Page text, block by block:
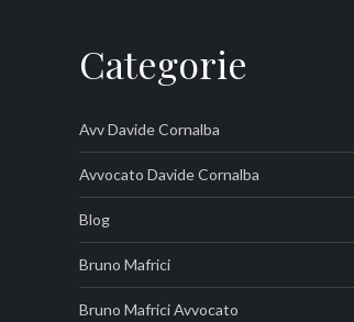
Categorie
Avv Davide Cornalba
Avvocato Davide Cornalba
Blog
Bruno Mafrici
Bruno Mafrici Avvocato